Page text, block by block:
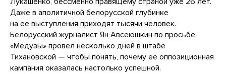
Даже в аполитичной белорусской глубинке
на ее выступления приходят тысячи человек.
Белорусский журналист Ян Авсеюшкин по просьбе
«Медузы» провел несколько дней в штабе
Тихановской — чтобы понять, почему ее оппозиционная
кампания оказалась настолько успешной.